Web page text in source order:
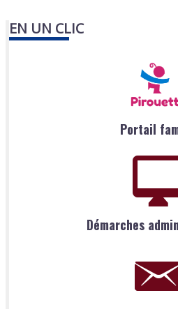
EN UN CLIC
Portail
Démarches